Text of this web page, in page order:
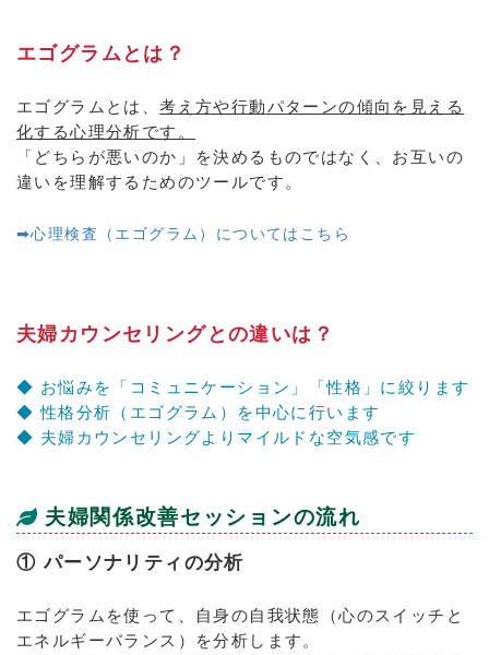
エゴグラムとは？
エゴグラムとは、考え方や行動パターンの傾向を見える
化する心理分析です。
「どちらが悪いのか」を決めるものではなく、お互いの
違いを理解するためのツールです。
➡心理検査（エゴグラム）についてはこちら
夫婦カウンセリングとの違いは？
◆ お悩みを「コミュニケーション」「性格」に絞ります
◆ 性格分析（エゴグラム）を中心に行います
◆ 夫婦カウンセリングよりマイルドな空気感です
夫婦関係改善セッションの流れ
① パーソナリティの分析
エゴグラムを使って、自身の自我状態（心のスイッチと
エネルギーバランス）を分析します。